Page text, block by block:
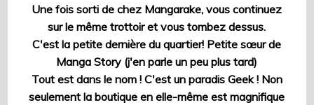
Une fois sorti de chez Mangarake, vous continuez
sur le même trottoir et vous tombez dessus.
C'est la petite dernière du quartier! Petite sœur de
Manga Story (j'en parle un peu plus tard)
Tout est dans le nom ! C'est un paradis Geek ! Non
seulement la boutique en elle-même est magnifique